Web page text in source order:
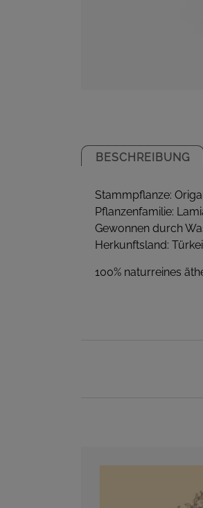
BESCHREIBUNG
Stammpflanze:
Pflanzenfamilie:
Gewonnen durch
Herkunftsland: Türkei
100% naturreines